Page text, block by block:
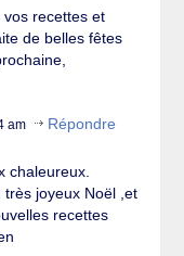
recettes et
de belles fêtes
am Répondre
chaleureux.
joyeux Noël ,et
recettes